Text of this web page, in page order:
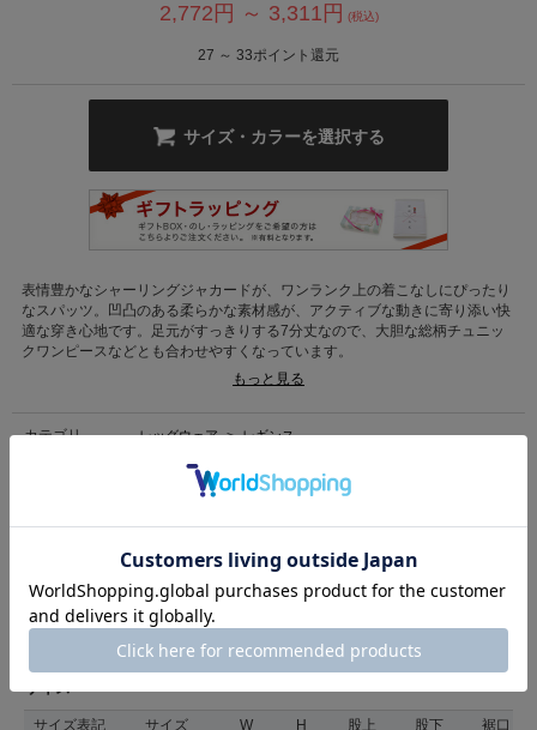
2,772 円 ～ 3,311 円 (税込)
27 ～ 33ポイント還元
サイズ・カラーを選択する
表情豊かなシャーリングジャカードが、ワンランク上の着こなしにぴったり
なスパッツ。凹凸のある柔らかな素材感が、アクティブな動きに寄り添い快
適な穿き心地です。足元がすっきりする7分丈なので、大胆な総柄チュニッ
クワンピースなどとも合わせやすくなっています。
もっと見る
カテゴリ レッグウェア > レギンス
本体:綿95%、ポリウレタン5%
原産国 中国製
32961061
（店舗でお問い合わせの際には、上記品番をお伝え下さい。）
返品について
サイズ
サイズ表記 サイズ W H 股上 股下
裾口